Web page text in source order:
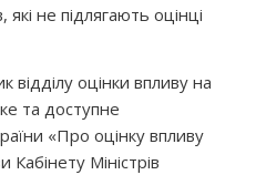
які не підлягають оцінці
відділу оцінки впливу на
та доступне
«Про оцінку впливу
Міністрів